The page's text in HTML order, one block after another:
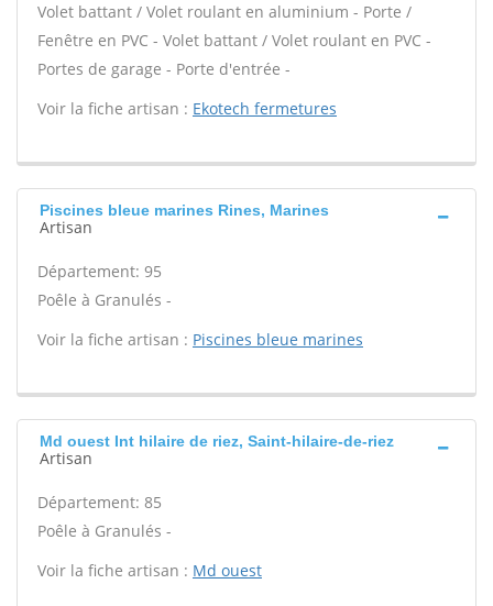
Volet battant / Volet roulant en aluminium - Porte /
Fenêtre en PVC - Volet battant / Volet roulant en PVC -
Portes de garage - Porte d'entrée -
Voir la fiche artisan : Ekotech fermetures
Piscines bleue marines Rines, Marines
Artisan
Département: 95
Poêle à Granulés -
Voir la fiche artisan : Piscines bleue marines
Md ouest Int hilaire de riez, Saint-hilaire-de-riez
Artisan
Département: 85
Poêle à Granulés -
Voir la fiche artisan : Md ouest